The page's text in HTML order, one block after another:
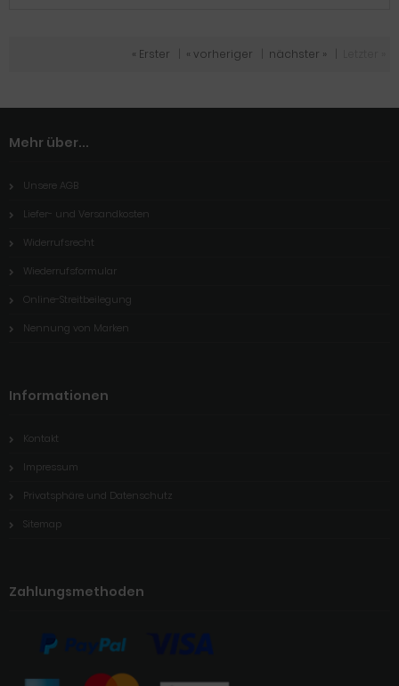
« Erster « vorheriger nächster »
Mehr über...
Unsere AGB
Liefer- und Versandkosten
Widerrufsrecht
Wiederrufsformular
Online-Streitbeilegung
Nennung von Marken
Informationen
Kontakt
Impressum
Privatsphäre und Datenschutz
Sitemap
Zahlungsmethoden